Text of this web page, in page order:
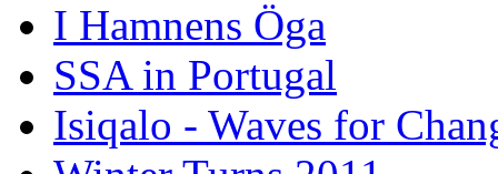
I Hamnens Öga
SSA in Portugal
Isiqalo - Waves for